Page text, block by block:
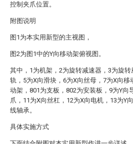
控制夹爪位置。
附图说明
图1为本实用新型的主视图，
图2为图1中的Y向移动架俯视图。
其中，1为机架，2为旋转减速器，3为旋转
轨，5为X向滑块，6为X向丝母，7为X向移
动架，801为支板，802为安装板，9为Y向
爪，11为X向丝杠，12为X向电机，13为Y
线轴承。
具体实施方式